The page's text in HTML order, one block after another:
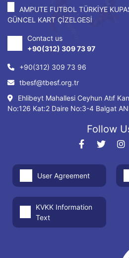
AMPUTE FUTBOL TÜRKİYE
GÜNCEL KART ÇİZELGESİ
Contact us
+90(312) 309 73 97
+90(312) 309 73 96
tbesf@tbesf.org.tr
Ehlibeyt Mahallesi Ceyhun Atıf
No:126 Kat:2 Daire No:3-4 Balgat
Follow
User Agreement
KVKK Information
Text